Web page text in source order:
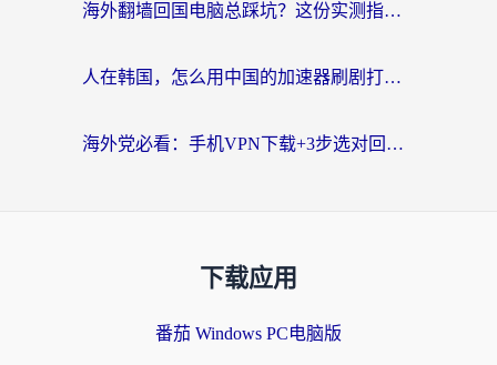
海外翻墙回国电脑总踩坑？这份实测指南帮你选对加速器（附ChickCNinitapMalus对比）
人在韩国，怎么用中国的加速器刷剧打游戏？这份真实体验指南给你答案
海外党必看：手机VPN下载+3步选对回国加速器，无缝刷国内资源不再愁
下载应用
番茄 Windows PC电脑版